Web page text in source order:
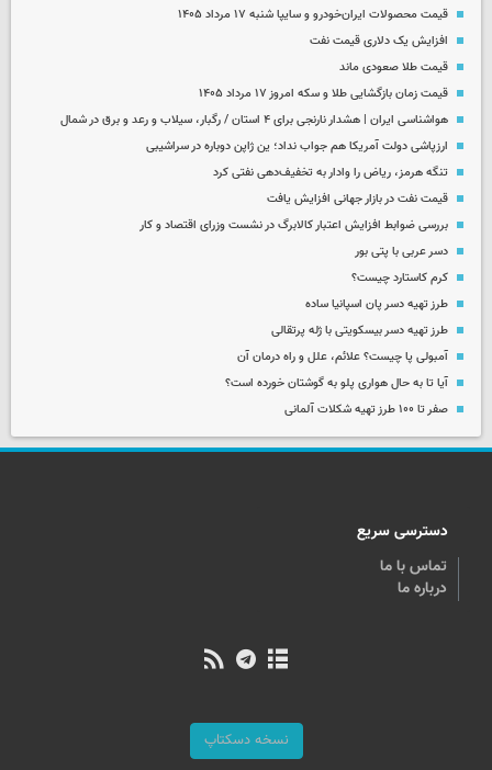
قیمت محصولات ایران‌خودرو و سایپا شنبه ۱۷ مرداد ۱۴۰۵
افزایش یک دلاری قیمت نفت
قیمت طلا صعودی ماند
قیمت زمان بازگشایی طلا و سکه امروز ۱۷ مرداد ۱۴۰۵
هواشناسی ایران | هشدار نارنجی برای ۴ استان / رگبار، سیلاب و رعد و برق در شمال
ارزپاشی دولت آمریکا هم جواب نداد؛ ین ژاپن دوباره در سراشیبی
تنگه هرمز، ریاض را وادار به تخفیف‌دهی نفتی کرد
قیمت نفت در بازار جهانی افزایش یافت
بررسی ضوابط افزایش اعتبار کالابرگ در نشست وزرای اقتصاد و کار
دسر عربی با پتی بور
کرم کاستارد چیست؟
طرز تهیه دسر پان اسپانیا ساده
طرز تهیه دسر بیسکویتی با ژله پرتقالی
آمبولی پا چیست؟ علائم، علل و راه درمان آن
آیا تا به حال هواری پلو به گوشتان خورده است؟
صفر تا ۱۰۰ طرز تهیه شکلات آلمانی
دسترسی سریع
تماس با ما
درباره ما
نسخه دسکتاپ